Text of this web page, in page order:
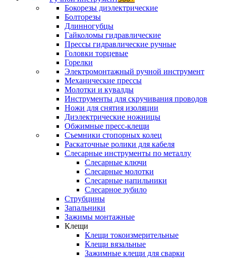
Бокорезы диэлектрические
Болторезы
Длинногубцы
Гайколомы гидравлические
Прессы гидравлические ручные
Головки торцевые
Горелки
Электромонтажный ручной инструмент
Механические прессы
Молотки и кувалды
Инструменты для скручивания проводов
Ножи для снятия изоляции
Диэлектрические ножницы
Обжимные пресс-клещи
Съемники стопорных колец
Раскаточные ролики для кабеля
Слесарные инструменты по металлу
Слесарные ключи
Слесарные молотки
Слесарные напильники
Слесарное зубило
Струбцины
Запальники
Зажимы монтажные
Клещи
Клещи токоизмерительные
Клещи вязальные
Зажимные клещи для сварки